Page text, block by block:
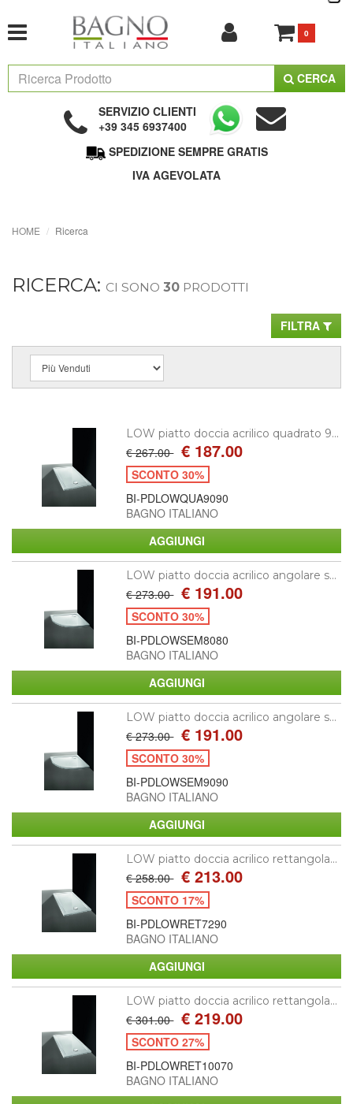
0
CERCA
SERVIZIO CLIENTI
+39 345 6937400
SPEDIZIONE SEMPRE GRATIS
IVA AGEVOLATA
HOME Ricerca
RICERCA: CI SONO 30 PRODOTTI
FILTRA
LOW piatto doccia acrilico quadrato 9...
€ 267.00 € 187.00
SCONTO 30%
BI-PDLOWQUA9090
BAGNO ITALIANO
LOW piatto doccia acrilico angolare s...
€ 273.00 € 191.00
SCONTO 30%
BI-PDLOWSEM8080
BAGNO ITALIANO
LOW piatto doccia acrilico angolare s...
€ 273.00 € 191.00
SCONTO 30%
BI-PDLOWSEM9090
BAGNO ITALIANO
LOW piatto doccia acrilico rettangola...
€ 258.00 € 213.00
SCONTO 17%
BI-PDLOWRET7290
BAGNO ITALIANO
LOW piatto doccia acrilico rettangola...
€ 301.00 € 219.00
SCONTO 27%
BI-PDLOWRET10070
BAGNO ITALIANO